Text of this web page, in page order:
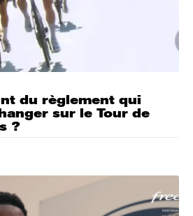
du règlement qui
sur le Tour de
?